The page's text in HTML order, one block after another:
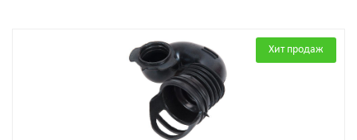
Хит продаж